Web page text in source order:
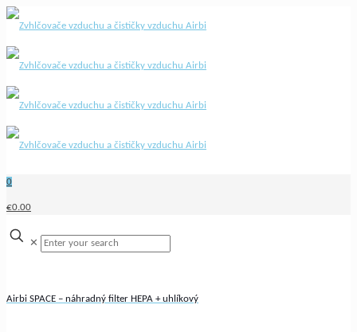
0
€0.00
✕
Airbi SPACE – náhradný filter HEPA + uhlíkový